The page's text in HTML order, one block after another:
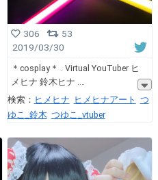
306
53
2019/03/30
＊cosplay＊ . Virtual YouTuber ヒ
メヒナ 鈴木ヒナ .
検索： ヒメヒナ ヒメヒナアート つ
ゆこ_鈴木 つゆこ_vtuber